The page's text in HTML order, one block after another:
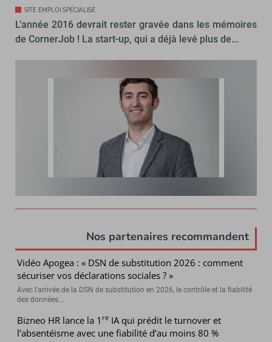
SITE EMPLOI SPÉCIALISÉ
L’année 2016 devrait rester gravée dans les mémoires
de CornerJob ! La start-up, qui a déjà levé plus de...
Nos partenaires recommandent
Vidéo Apogea : « DSN de substitution 2026 : comment
sécuriser vos déclarations sociales ? »
Avec l’arrivée de la DSN de substitution en 2026, le contrôle et la fiabilité
des données...
Bizneo HR lance la 1 re IA qui prédit le turnover et
l’absentéisme avec une fiabilité d’au moins 80 %